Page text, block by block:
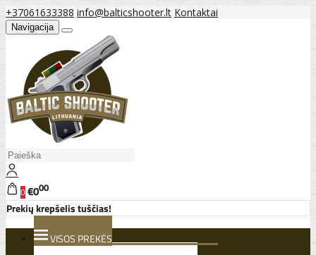
+37061633388 info@balticshooter.lt Kontaktai
Navigacija
0€000
Prekių krepšelis tuščias!
VISOS PREKĖS